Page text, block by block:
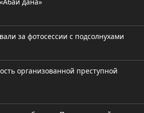
за фотосессии с подсолнухами
организованной преступной